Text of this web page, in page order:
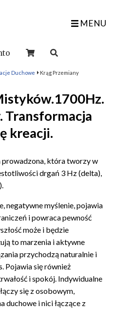
MENU
Duchowe Krąg Przemiany
Transformacja
kreacji.
prowadzona, która tworzy w
drgań 3 Hz (delta),
negatywne myślenie, pojawia
i powraca pewność
może i będzie
to marzenia i aktywne
przychodzą naturalnie i
Pojawia się również
i spokój. Indywidualne
się z osobowym,
duchowe i nici łączące z